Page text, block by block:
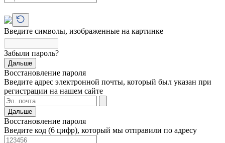
Введите символы, изображенные на картинке
Забыли пароль?
Дальше
Восстановление пароля
Введите адрес электронной почты, который был указан при
регистрации на нашем сайте
Дальше
Восстановление пароля
Введите код (6 цифр), который мы отправили по адресу